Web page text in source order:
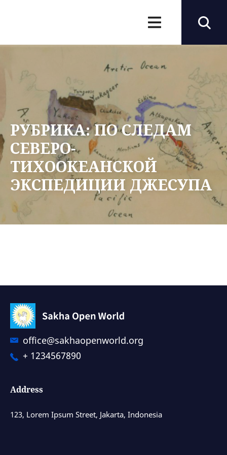
РУБРИКА:ПО СЛЕДАМ
СЕВЕРО-
ТИХООКЕАНСКОЙ
ЭКСПЕДИЦИИ ДЖЕСУПА
office@sakhaopenworld.org
+ 1234567890
Address
123, Lorem Ipsum Street, Jakarta, Indonesia